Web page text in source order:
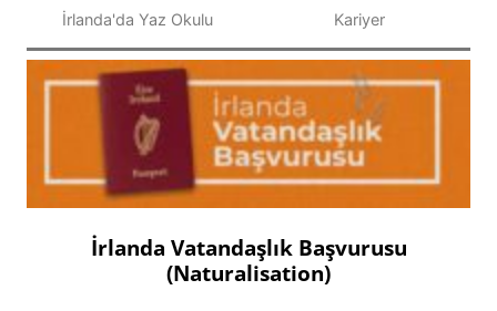
İrlanda'da Yaz Okulu Kariyer
İrlanda Vatandaşlık Başvurusu
(Naturalisation)